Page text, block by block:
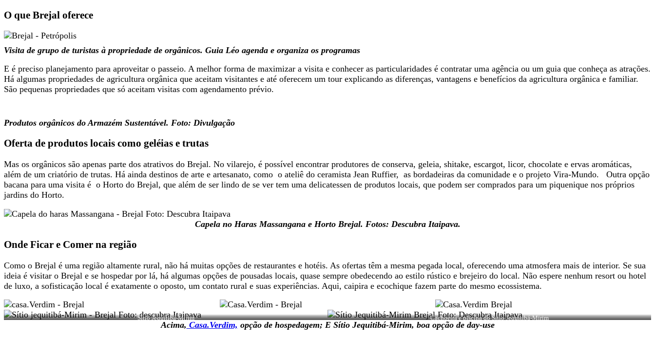
O que Brejal oferece
Visita de grupo de turistas à propriedade de orgânicos. Guia Léo agenda e organiza os programas
E é preciso planejamento para aproveitar o passeio. A melhor forma de maximizar a visita e conhecer as particularidades é contratar uma agência ou um guia que conheça as atrações.
Há algumas propriedades de agricultura orgânica que aceitam visitantes e até oferecem um tour explicando as diferenças, vantagens e benefícios da agricultura orgânica e familiar.
São pequenas propriedades que só aceitam visitas com agendamento prévio.
Produtos orgânicos do Armazém Sustentável. Foto: Divulgação
Oferta de produtos locais como geléias e trutas
Mas os orgânicos são apenas parte dos atrativos do Brejal. No vilarejo, é possível encontrar produtores de conserva, geleia, shitake, escargot, licor, chocolate e ervas aromáticas,
além de um criatório de trutas. Há ainda destinos de arte e artesanato, como o ateliê do ceramista Jean Ruffier, as bordadeiras da comunidade e o projeto Vira-Mundo. Outra opção
bacana para uma visita é o Horto do Brejal, que além de ser lindo de se ver tem uma delicatessen de produtos locais, que podem ser comprados para um piquenique nos próprios
jardins do Horto.
Capela no Haras Massangana e Horto Brejal. Fotos: Descubra Itaipava.
Onde Ficar e Comer na região
Como o Brejal é uma região altamente rural, não há muitas opções de restaurantes e hotéis. As ofertas têm a mesma pegada local, oferecendo uma atmosfera mais de interior. Se sua
ideia é visitar o Brejal e se hospedar por lá, há algumas opções de pousadas locais, quase sempre obedecendo ao estilo rústico e brejeiro do local. Não espere nenhum resort ou hotel
de luxo, a sofisticação local é exatamente o oposto, um contato rural e suas experiências. Aqui, caipira e ecochique fazem parte do mesmo ecossistema.
Sítio Jequitibá-Mirim Cachoeira e piscina do Sítio Jequitibá-Mirim
Acima, Casa.Verdim, opção de hospedagem; E Sítio Jequitibá-Mirim, boa opção de day-use